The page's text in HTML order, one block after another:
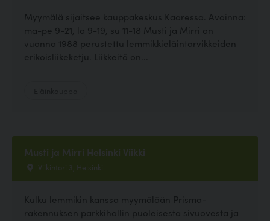
Myymälä sijaitsee kauppakeskus Kaaressa. Avoinna:
ma-pe 9-21, la 9-19, su 11-18 Musti ja Mirri on
vuonna 1988 perustettu lemmikkieläintarvikkeiden
erikoisliikeketju. Liikkeitä on...
Musti ja Mirri Helsinki Viikki
Viikintori 3, Helsinki
Kulku lemmikin kanssa myymälään Prisma-
rakennuksen parkkihallin puoleisesta sivuovesta ja